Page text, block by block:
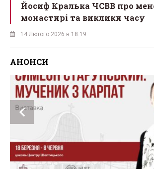
Йосиф Кралька ЧСВВ про
монастирі та виклики часу
14 Лютого 2026 в 18:19
АНОНСИ